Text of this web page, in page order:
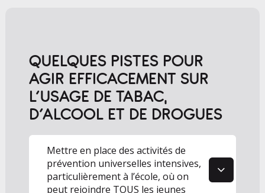
QUELQUES PISTES POUR
AGIR EFFICACEMENT SUR
L’USAGE DE TABAC,
D’ALCOOL ET DE DROGUES
Mettre en place des activités de
prévention universelles intensives,
particulièrement à l’école, où on
peut rejoindre TOUS les jeunes